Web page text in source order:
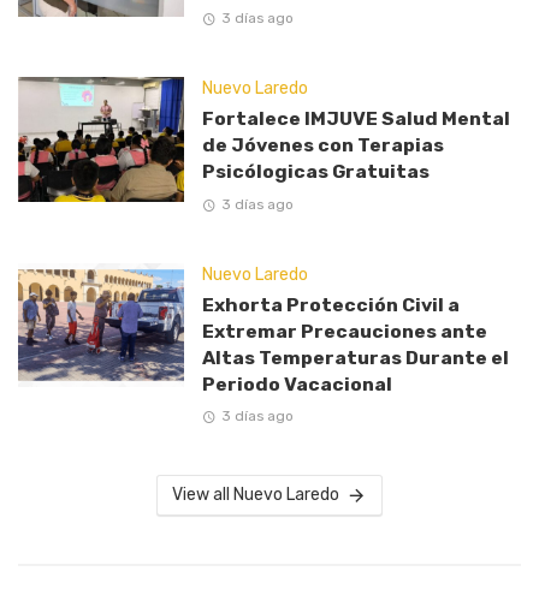
3 días ago
Nuevo Laredo
Fortalece IMJUVE Salud Mental
de Jóvenes con Terapias
Psicólogicas Gratuitas
3 días ago
Nuevo Laredo
Exhorta Protección Civil a
Extremar Precauciones ante
Altas Temperaturas Durante el
Periodo Vacacional
3 días ago
View all Nuevo Laredo